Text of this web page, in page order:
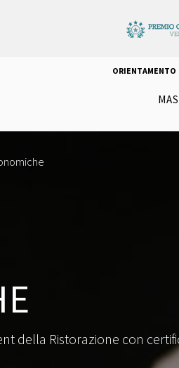
ORIENTAMENTO
della Ristorazione con